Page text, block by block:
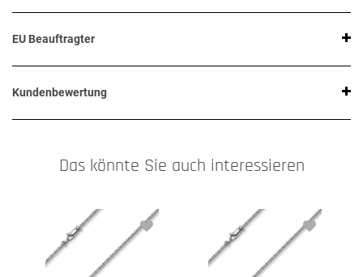
EU Beauftragter
Kundenbewertung
Das könnte Sie auch interessieren